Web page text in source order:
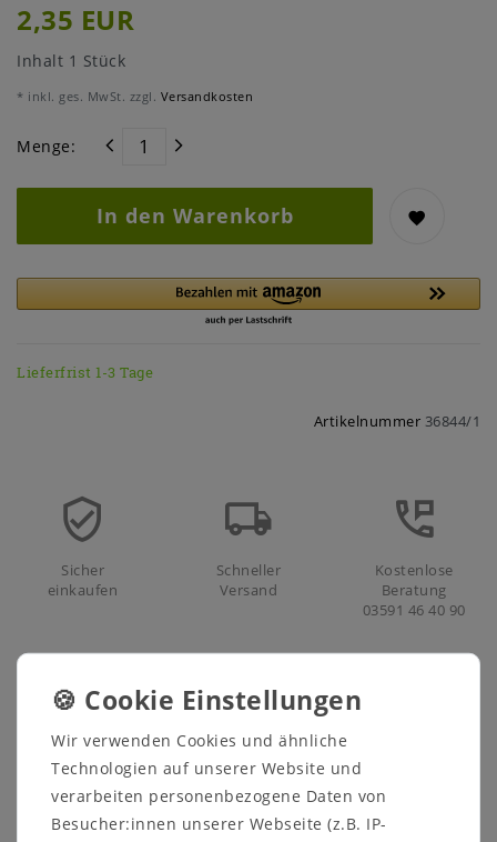
2,35 EUR
Inhalt 1 Stück
* inkl. ges. MwSt. zzgl. Versandkosten
Menge:
In den Warenkorb
Lieferfrist 1-3 Tage
Artikelnummer 36844/1
Sicher
einkaufen
Schneller
Versand
Kostenlose
Beratung
03591 46 40 90
Beschreibung
Technische Daten
Weitere Details
Wir verwenden Cookies und ähnliche
Technologien auf unserer Website und
verarbeiten personenbezogene Daten von
Besucher:innen unserer Webseite (z.B. IP-